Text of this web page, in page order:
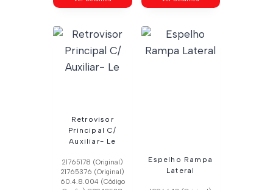
Retrovisor
Principal C/
Auxiliar- Le
21765178 (Original)
21765376 (Original)
60.4.8.004 (Código
Espelho Rampa
Lateral